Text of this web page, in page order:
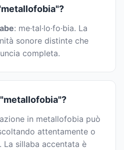
: me·tal·lo·fo·bia. La
sonore distinte che
completa.
in metallofobia può
attentamente o
La sillaba accentata è